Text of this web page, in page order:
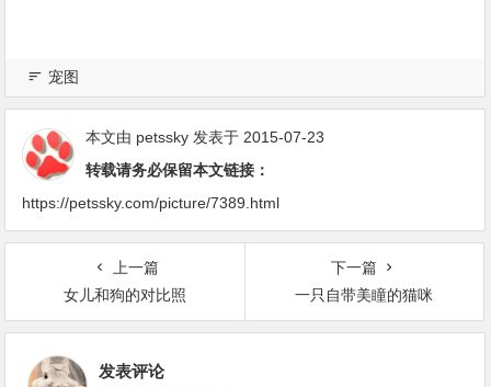
宠图
本文由 petssky 发表于 2015-07-23
转载请务必保留本文链接：
https://petssky.com/picture/7389.html
上一篇
女儿和狗的对比照
下一篇
一只自带美瞳的猫咪
发表评论